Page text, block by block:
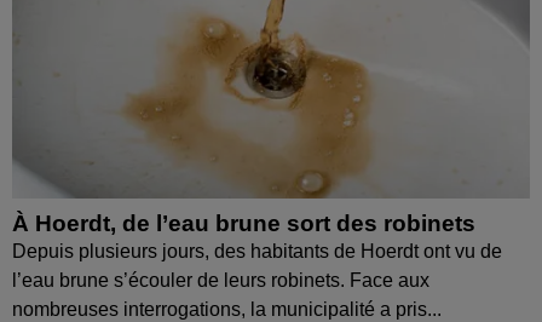
À Hoerdt, de l’eau brune sort des robinets
Depuis plusieurs jours, des habitants de Hoerdt ont vu de
l’eau brune s’écouler de leurs robinets. Face aux
nombreuses interrogations, la municipalité a pris...